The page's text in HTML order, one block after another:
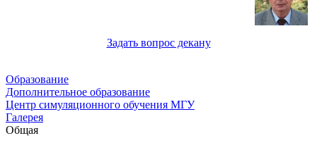
Задать вопрос декану
Образование
Дополнительное образование
Центр симуляционного обучения МГУ
Галерея
Общая